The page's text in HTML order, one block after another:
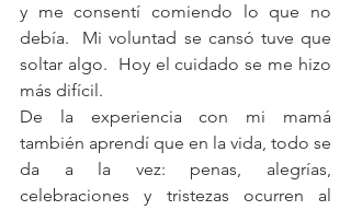
y me consentí comiendo lo que no
debía.  Mi voluntad se cansó tuve que
soltar algo.  Hoy el cuidado se me hizo
más difícil.
De la experiencia con mi mamá
también aprendí que en la vida, todo se
da a la vez: penas, alegrías,
celebraciones y tristezas ocurren al